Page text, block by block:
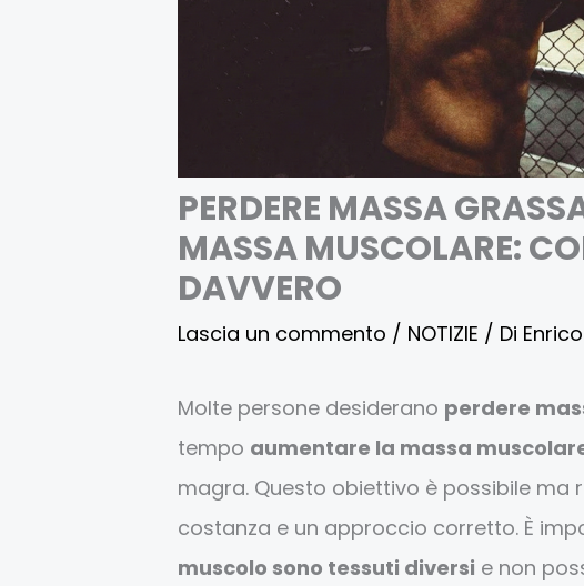
PERDERE MASSA
MASSA MUSCOLARE:
DAVVERO
Lascia un commento / NOTIZIE / Di
Molte persone desiderano perdere
tempo aumentare la massa
magra. Questo obiettivo è possibile ma
costanza e un approccio corretto. È
muscolo sono tessuti diversi e non